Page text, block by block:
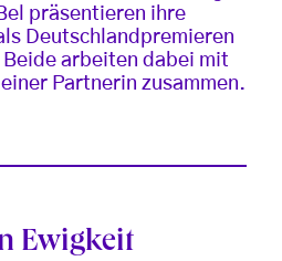
präsentieren ihre
Deutschlandpremieren
Beide arbeiten dabei mit
Partnerin zusammen.
Ewigkeit